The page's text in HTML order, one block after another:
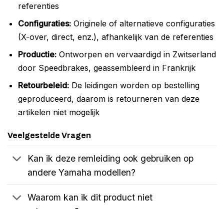
referenties
Configuraties:Originele of alternatieve configuraties
(X-over, direct, enz.), afhankelijk van de referenties
Productie:Ontworpen en vervaardigd in Zwitserland
door Speedbrakes, geassembleerd in Frankrijk
Retourbeleid:De leidingen worden op bestelling
geproduceerd, daarom is retourneren van deze
artikelen niet mogelijk
Veelgestelde Vragen
Kan ik deze remleiding ook gebruiken op
andere Yamaha modellen?
Waarom kan ik dit product niet